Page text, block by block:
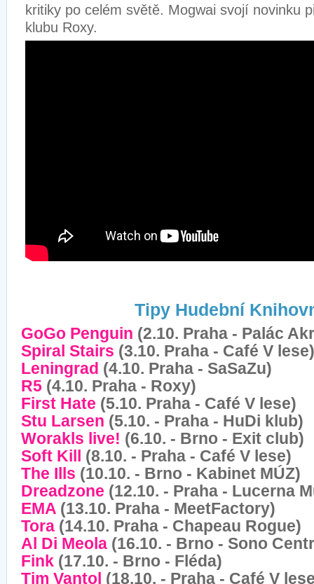
kritiky po celém světě. Mogwai svojí novinku
klubu Roxy.
Tipy Hudební
GoGo Penguin (2.10. Praha - Palác
Spiral Stairs (3.10. Praha - Café V lese)
Leningrad (4.10. Praha - SaSaZu)
R5 (4.10. Praha - Roxy)
First Hate (5.10. Praha - Café V lese)
Stu Larsen (5.10. - Praha - HuDi klub)
Worakls live! (6.10. - Brno - Exit club)
Soft Kill (8.10. - Praha - Café V lese)
The Ills (10.10. - Brno - Kabinet MÚZ)
Dreadzone (12.10. - Praha - Lucerna
EMA (13.10. Praha - MeetFactory)
Tora (14.10. Praha - Chapeau Rogue)
Al Di Meola (16.10. - Brno - Sono
Fink (17.10. - Brno - Fléda)
Tim Vantol (18.10. - Praha - Café V